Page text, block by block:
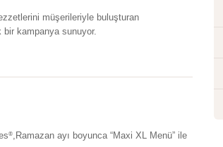
müşerileriyle buluşturan
bir kampanya sunuyor.
®,Ramazan ayı boyunca “Maxi XL Menü” ile